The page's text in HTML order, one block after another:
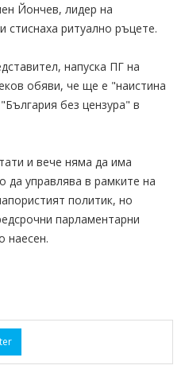
Йончев, лидер на
стиснаха ритуално ръцете.
напуска ПГ на
обяви, че ще е "наистина
без цензура" в
и вече няма да има
да управлява в рамките на
политик, но
парламентарни
наесен.